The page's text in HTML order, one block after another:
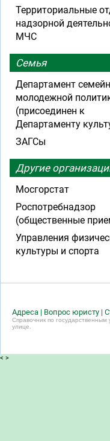
Территориальные
надзорной
МЧС
Семья
Департамент
молодежной
(присоединен к
Департаменту
ЗАГСы
Другие
Мосгорстат
Роспотребнадзор
(общественные
Управления
культуры и спорта
Адреса | Вопрос юристу |
Справочник по
улице.
< >